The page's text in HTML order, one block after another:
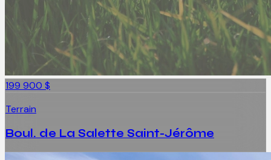
199 900 $
Terrain
Boul. de La Salette Saint-Jérôme